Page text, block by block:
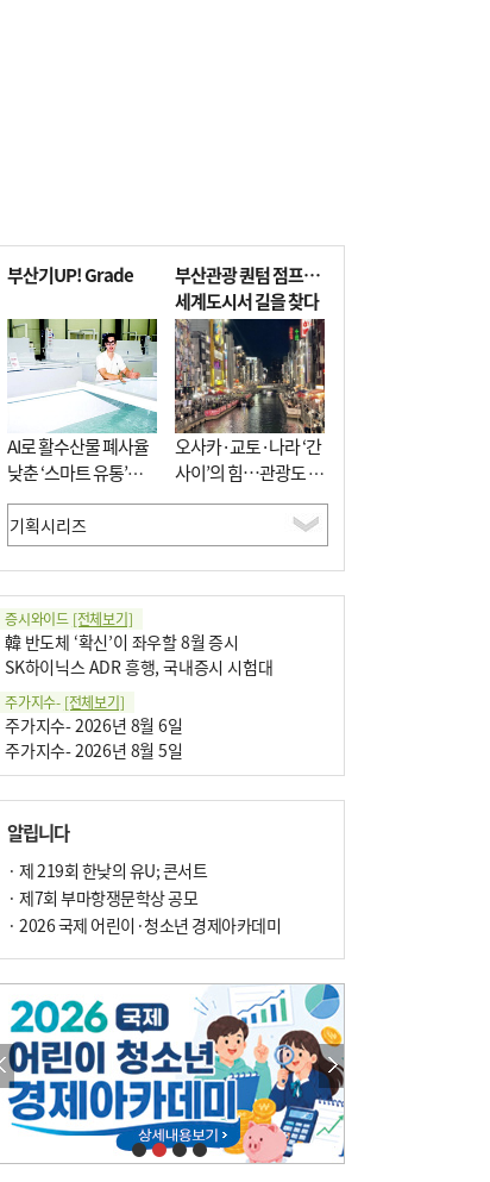
부산기UP! Grade
AI로 활수산물 폐사율
낮춘 ‘스마트 유통’…
사막·산악지대 수출
도전
부산관광 퀀텀 점프…
세계도시서 길을 찾다
오사카·교토·나라 ‘간
사이’의 힘…관광도 뭉
쳐야 흥한다
증시와이드 [전체보기]
韓 반도체 ‘확신’이 좌우할 8월 증시
SK하이닉스 ADR 흥행, 국내증시 시험대
주가지수- [전체보기]
주가지수- 2026년 8월 6일
주가지수- 2026년 8월 5일
알립니다
· 제 219회 한낮의 유U; 콘서트
· 제7회 부마항쟁문학상 공모
· 2026 국제 어린이·청소년 경제아카데미